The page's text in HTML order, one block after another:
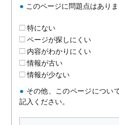
● このページに問題点はあり
特にない
ページが探しにくい
内容がわかりにくい
情報が古い
情報が少ない
● その他、このページについ
記入ください。